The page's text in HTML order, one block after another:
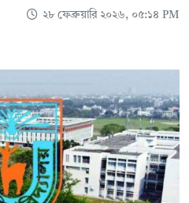
২৮ ফেব্রুয়ারি ২০২৬, ০৫:১৪ PM